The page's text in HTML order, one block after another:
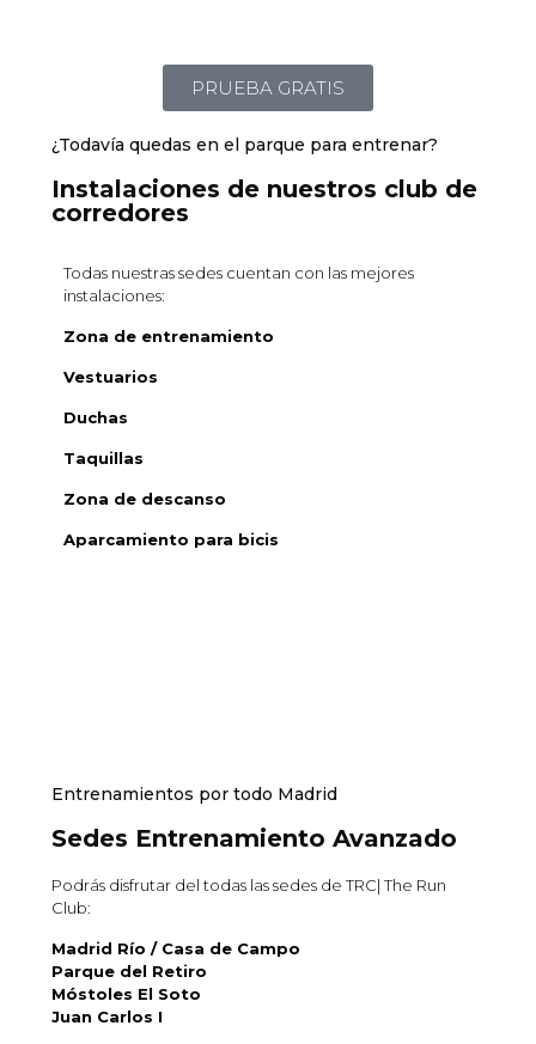
PRUEBA GRATIS
¿Todavía quedas en el parque para entrenar?
Instalaciones de nuestros club de
corredores
Todas nuestras sedes cuentan con las mejores
instalaciones:
Zona de entrenamiento
Vestuarios
Duchas
Taquillas
Zona de descanso
Aparcamiento para bicis
Entrenamientos por todo Madrid
Sedes Entrenamiento Avanzado
Podrás disfrutar del todas las sedes de TRC| The Run
Club:
Madrid Río / Casa de Campo
Parque del Retiro
Móstoles El Soto
Juan Carlos I